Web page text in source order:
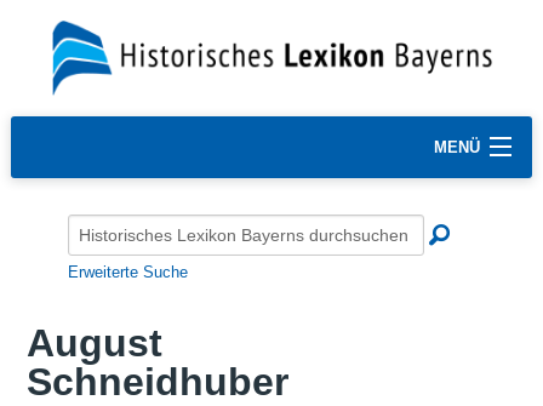
MENÜ
Erweiterte Suche
August
Schneidhuber